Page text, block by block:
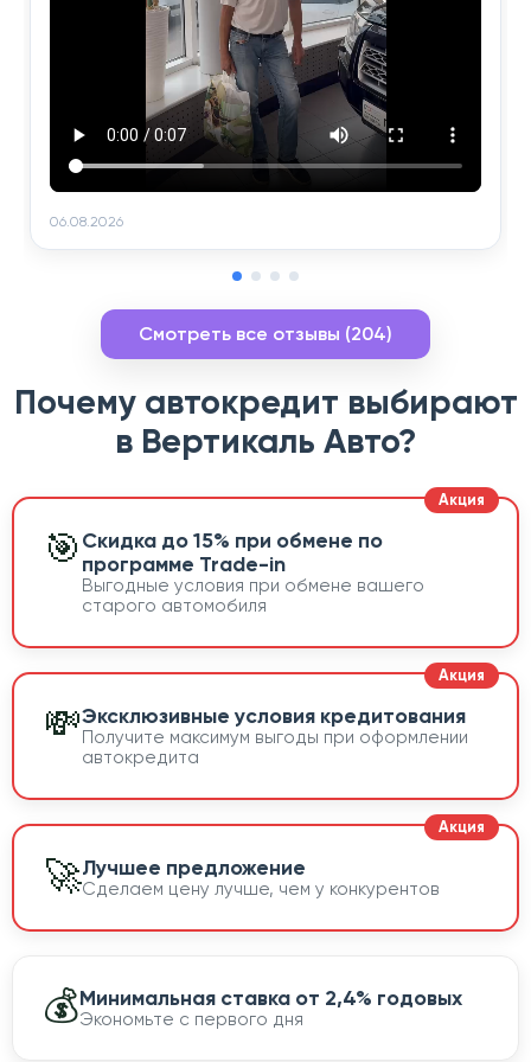
06.08.2026
Смотреть все отзывы (204)
Почему автокредит выбирают
в Вертикаль Авто?
🎯 Скидка до 15% при обмене по
программе Trade-in
Выгодные условия при обмене вашего
старого автомобиля
💸Эксклюзивные условия кредитования
Получите максимум выгоды при оформлении
автокредита
🚀Лучшее предложение
Сделаем цену лучше, чем у конкурентов
💰Минимальная ставка от 2,4% годовых
Экономьте с первого дня